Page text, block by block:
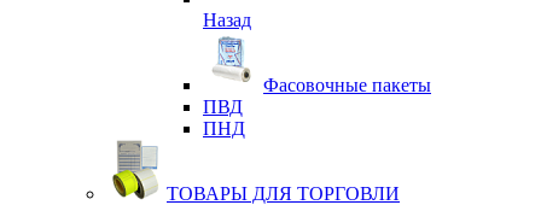
Назад
Фасовочные пакеты
ПВД
ПНД
ТОВАРЫ ДЛЯ ТОРГОВЛИ